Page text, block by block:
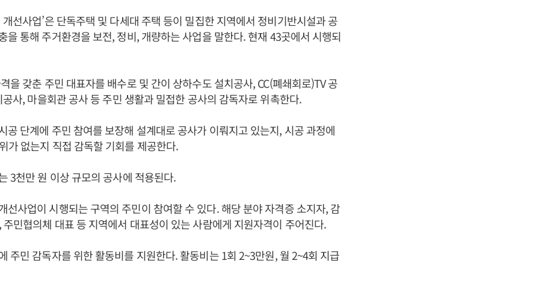
개선사업’은 단독주택 및 다세대 주택 등이 밀집한 지역에서 정비기반시설과 공
을 통해 주거환경을 보전, 정비, 개량하는 사업을 말한다. 현재 43곳에서 시행되
을 갖춘 주민 대표자를 배수로 및 간이 상하수도 설치공사, CC(폐쇄회로)TV 공
사, 마을회관 공사 등 주민 생활과 밀접한 공사의 감독자로 위촉한다.
공 단계에 주민 참여를 보장해 설계대로 공사가 이뤄지고 있는지, 시공 과정에
가 없는지 직접 감독할 기회를 제공한다.
3천만 원 이상 규모의 공사에 적용된다.
선사업이 시행되는 구역의 주민이 참여할 수 있다. 해당 분야 자격증 소지자, 감
민협의체 대표 등 지역에서 대표성이 있는 사람에게 지원자격이 주어진다.
주민 감독자를 위한 활동비를 지원한다. 활동비는 1회 2~3만원, 월 2~4회 지급